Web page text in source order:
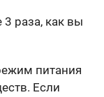
3 раза, как вы
питания
Если